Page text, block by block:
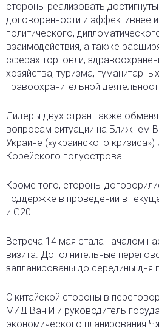
стороны реализовать
договоренности и эффективнее
политического,
взаимодействия, а также
сферах торговли,
хозяйства, туризма,
правоохранительной
Лидеры двух стран также
вопросам ситуации на Ближнем
Украине («украинского
Корейского полуострова.
Кроме того, стороны
поддержке в проведении в
и G20.
Встреча 14 мая стала началом
визита. Дополнительные
запланированы до середины дня
С китайской стороны в
МИД Ван И и руководитель
экономического планирования